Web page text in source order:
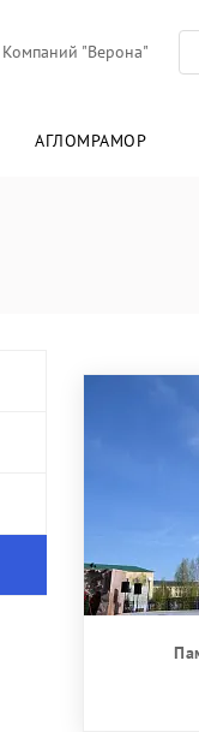
Компаний "Верона"
АГЛОМРАМОР